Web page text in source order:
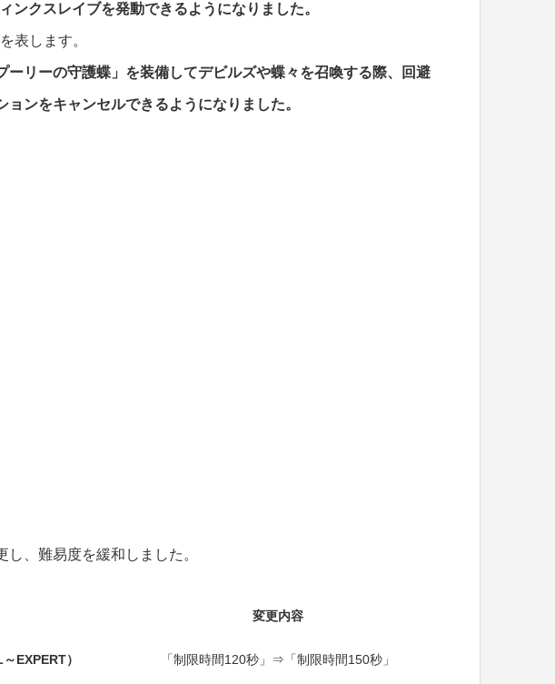
ンクスレイブを発動できるようになりました。
表します。
ーリーの守護蝶」を装備してデビルズや蝶々を召喚する際、回避
ンをキャンセルできるようになりました。
、難易度を緩和しました。
変更内容
EXPERT） 「制限時間120秒」⇒「制限時間150秒」